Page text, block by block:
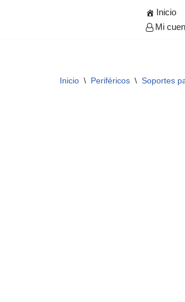
Inicio
Mi
Inicio \ Periféricos \ Soportes